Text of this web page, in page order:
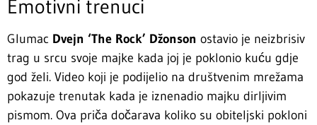
Emotivni trenuci
Glumac Dvejn ‘The Rock’ Džonson ostavio je neizbrisiv
trag u srcu svoje majke kada joj je poklonio kuću gdje
god želi. Video koji je podijelio na društvenim mrežama
pokazuje trenutak kada je iznenadio majku dirljivim
pismom. Ova priča dočarava koliko su obiteljski pokloni